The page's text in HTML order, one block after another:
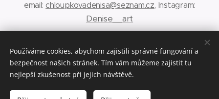
email:chloupkovadenisa@seznam.cz, Instagram:
Denise__art
Obchodní podmínky
Ochrana osobních údajů
Používáme cookies, abychom zajistili správné fungování a
bezpečnost našich stránek. Tím vám můžeme zajistit tu
nejlepší zkušenost při jejich návštěvě.